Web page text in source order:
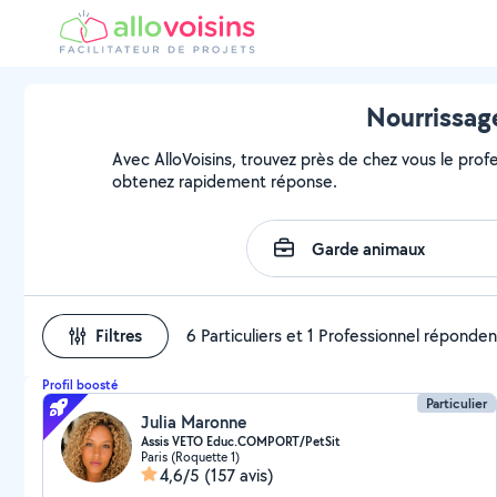
Avec AlloVoisins, trouvez près de chez vous le
obtenez rapidement réponse.
Filtres 6 Particuliers et 1 Professionnel
Profil boosté
Particulier
Julia Maronne
Assis VETO Educ.COMPORT/PetSit
Paris (Roquette 1)
4,6/5 (157 avis)